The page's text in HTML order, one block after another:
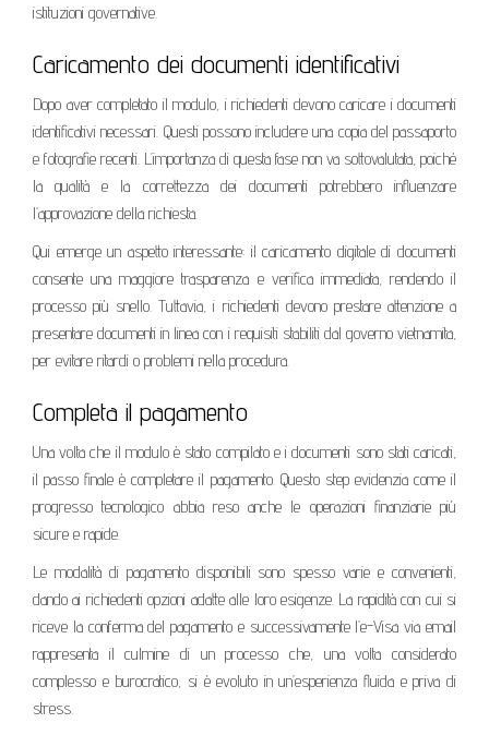
istituzioni governative.
Caricamento dei documenti identificativi
Dopo aver completato il modulo, i richiedenti devono caricare i documenti
identificativi necessari. Questi possono includere una copia del passaporto
e fotografie recenti. L’importanza di questa fase non va sottovalutata, poiché
la qualità e la correttezza dei documenti potrebbero influenzare
l’approvazione della richiesta.
Qui emerge un aspetto interessante: il caricamento digitale di documenti
consente una maggiore trasparenza e verifica immediata, rendendo il
processo più snello. Tuttavia, i richiedenti devono prestare attenzione a
presentare documenti in linea con i requisiti stabiliti dal governo vietnamita,
per evitare ritardi o problemi nella procedura.
Completa il pagamento
Una volta che il modulo è stato compilato e i documenti sono stati caricati,
il passo finale è completare il pagamento. Questo step evidenzia come il
progresso tecnologico abbia reso anche le operazioni finanziarie più
sicure e rapide.
Le modalità di pagamento disponibili sono spesso varie e convenienti,
dando ai richiedenti opzioni adatte alle loro esigenze. La rapidità con cui si
riceve la conferma del pagamento e successivamente l’e-Visa via email
rappresenta il culmine di un processo che, una volta considerato
complesso e burocratico, si è evoluto in un’esperienza fluida e priva di
stress.